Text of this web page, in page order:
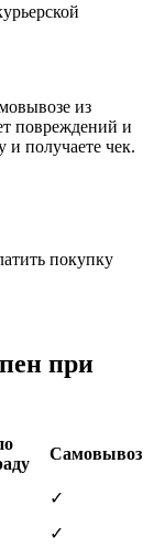
из
повреждений и
и получаете чек.
покупку
при
Самовывоз
✓
✓